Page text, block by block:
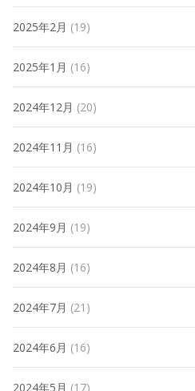
2025年2月 (19)
2025年1月 (16)
2024年12月 (20)
2024年11月 (16)
2024年10月 (19)
2024年9月 (19)
2024年8月 (16)
2024年7月 (21)
2024年6月 (16)
2024年5月 (17)